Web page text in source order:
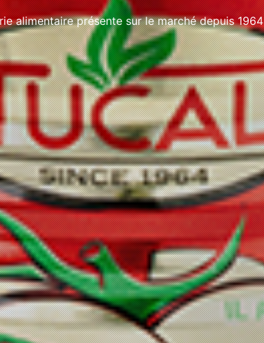
alimentaire présente sur le marché depuis 1964